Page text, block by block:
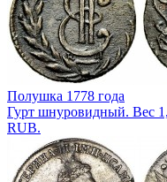
Полушка 1778 года
Гурт шнуровидный. Вес
RUB.